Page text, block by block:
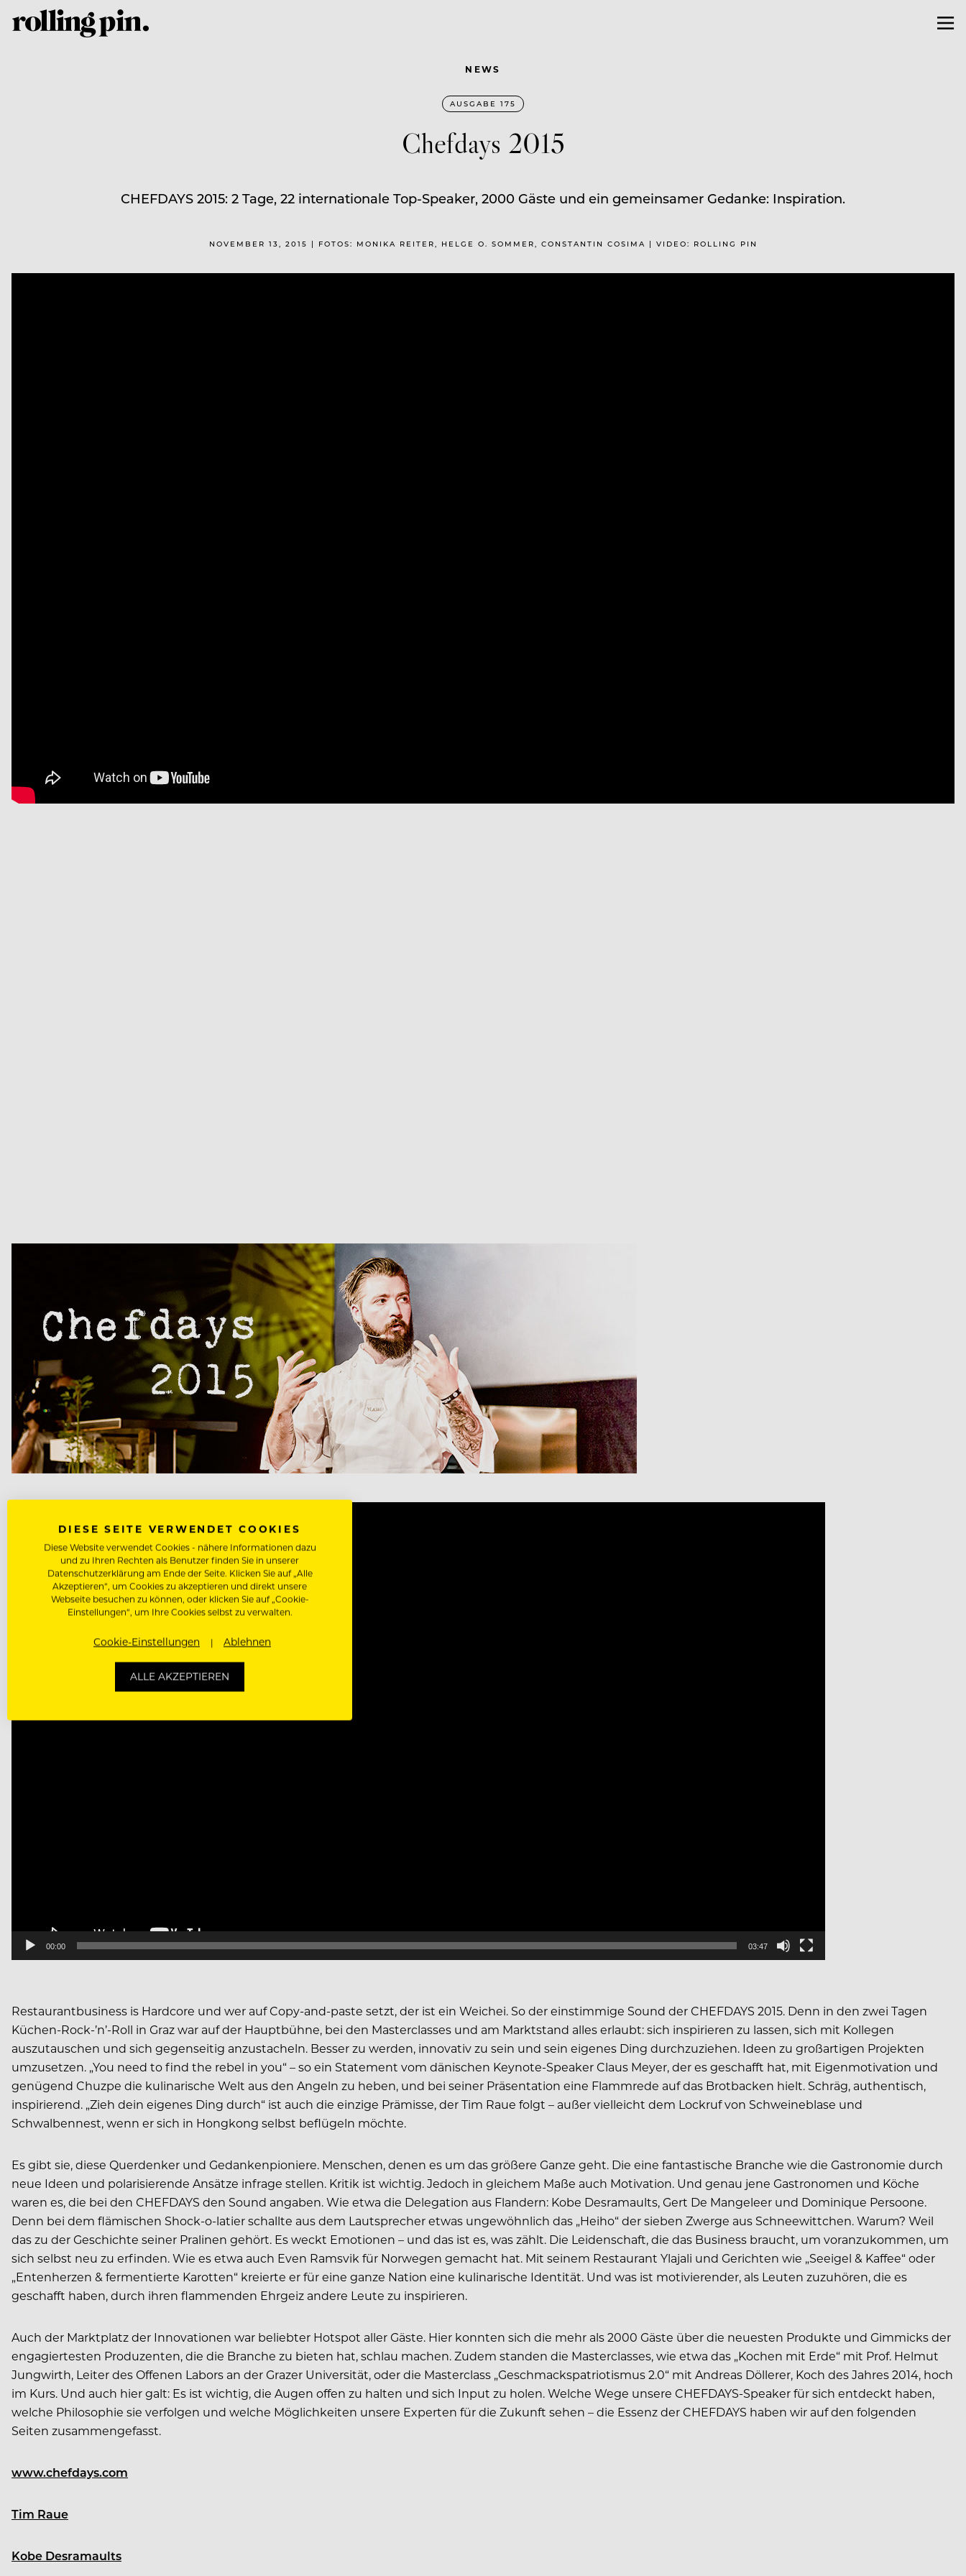
NEWS
AUSGABE 175
Chefdays 2015
CHEFDAYS 2015: 2 Tage, 22 internationale Top-Speaker, 2000 Gäste und ein gemeinsamer Gedanke: Inspiration.
NOVEMBER 13, 2015 | FOTOS: MONIKA REITER, HELGE O. SOMMER, CONSTANTIN COSIMA | VIDEO: ROLLING PIN
00:00 03:47
Restaurantbusiness is Hardcore und wer auf Copy-and-paste setzt, der ist ein Weichei. So der einstimmige Sound der CHEFDAYS 2015. Denn in den zwei Tagen
Küchen-Rock-’n’-Roll in Graz war auf der Hauptbühne, bei den Masterclasses und am Marktstand alles erlaubt: sich inspirieren zu lassen, sich mit Kollegen
auszutauschen und sich gegenseitig anzustacheln. Besser zu werden, innovativ zu sein und sein eigenes Ding durchzuziehen. Ideen zu großartigen Projekten
umzusetzen. „You need to find the rebel in you“ – so ein Statement vom dänischen Keynote-Speaker Claus Meyer, der es geschafft hat, mit Eigenmotivation und
genügend Chuzpe die kulinarische Welt aus den Angeln zu heben, und bei seiner Präsentation eine Flammrede auf das Brotbacken hielt. Schräg, authentisch,
inspirierend. „Zieh dein eigenes Ding durch“ ist auch die einzige Prämisse, der Tim Raue folgt – außer vielleicht dem Lockruf von Schweineblase und
Schwalbennest, wenn er sich in Hongkong selbst beflügeln möchte.
Es gibt sie, diese Querdenker und Gedankenpioniere. Menschen, denen es um das größere Ganze geht. Die eine fantastische Branche wie die Gastronomie durch
neue Ideen und polarisierende Ansätze infrage stellen. Kritik ist wichtig. Jedoch in gleichem Maße auch Motivation. Und genau jene Gastronomen und Köche
waren es, die bei den CHEFDAYS den Sound angaben. Wie etwa die Delegation aus Flandern: Kobe Desramaults, Gert De Mangeleer und Dominique Persoone.
Denn bei dem flämischen Shock-o-latier schallte aus dem Lautsprecher etwas ungewöhnlich das „Heiho“ der sieben Zwerge aus Schneewittchen. Warum? Weil
das zu der Geschichte seiner Pralinen gehört. Es weckt Emotionen – und das ist es, was zählt. Die Leidenschaft, die das Business braucht, um voranzukommen, um
sich selbst neu zu erfinden. Wie es etwa auch Even Ramsvik für Norwegen gemacht hat. Mit seinem Restaurant Ylajali und Gerichten wie „Seeigel & Kaffee“ oder
„Entenherzen & fermentierte Karotten“ kreierte er für eine ganze Nation eine kulinarische Identität. Und was ist motivierender, als Leuten zuzuhören, die es
geschafft haben, durch ihren flammenden Ehrgeiz andere Leute zu inspirieren.
Auch der Marktplatz der Innovationen war beliebter Hotspot aller Gäste. Hier konnten sich die mehr als 2000 Gäste über die neuesten Produkte und Gimmicks der
engagiertesten Produzenten, die die Branche zu bieten hat, schlau machen. Zudem standen die Masterclasses, wie etwa das „Kochen mit Erde“ mit Prof. Helmut
Jungwirth, Leiter des Offenen Labors an der Grazer Universität, oder die Masterclass „Geschmackspatriotismus 2.0“ mit Andreas Döllerer, Koch des Jahres 2014, hoch
im Kurs. Und auch hier galt: Es ist wichtig, die Augen offen zu halten und sich Input zu holen. Welche Wege unsere CHEFDAYS-Speaker für sich entdeckt haben,
welche Philosophie sie verfolgen und welche Möglichkeiten unsere Experten für die Zukunft sehen – die Essenz der CHEFDAYS haben wir auf den folgenden
Seiten zusammengefasst.
www.chefdays.com
Tim Raue
Kobe Desramaults
DIESE SEITE VERWENDET COOKIES
Diese Website verwendet Cookies - nähere Informationen dazu
und zu Ihren Rechten als Benutzer finden Sie in unserer
Datenschutzerklärung am Ende der Seite. Klicken Sie auf „Alle
Akzeptieren“, um Cookies zu akzeptieren und direkt unsere
Webseite besuchen zu können, oder klicken Sie auf „Cookie-
Einstellungen“, um Ihre Cookies selbst zu verwalten.
Cookie-Einstellungen Ablehnen
ALLE AKZEPTIEREN